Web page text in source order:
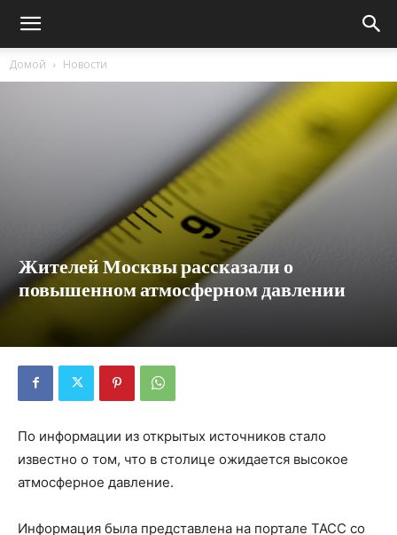
Домой Новости
Жителей Москвы рассказали о
повышенном атмосферном давлении
По информации из открытых источников стало
известно о том, что в столице ожидается высокое
атмосферное давление.
Информация была представлена на портале ТАСС со